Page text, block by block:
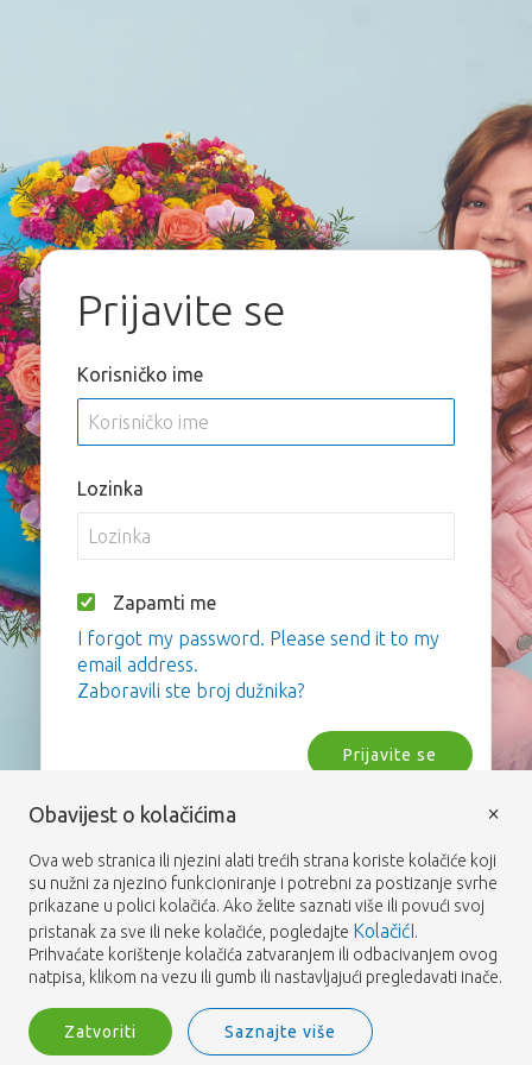
Prijavite se
Korisničko ime
Lozinka
Zapamti me
I forgot my password. Please send it to my
email address.
Zaboravili ste broj dužnika?
Prijavite se
Obavijest o kolačićima
Ova web stranica ili njezini alati trećih strana koriste kolačiće koji
su nužni za njezino funkcioniranje i potrebni za postizanje svrhe
prikazane u polici kolačića. Ako želite saznati više ili povući svoj
pristanak za sve ili neke kolačiće, pogledajte KolačićI.
Prihvaćate korištenje kolačića zatvaranjem ili odbacivanjem ovog
natpisa, klikom na vezu ili gumb ili nastavljajući pregledavati inače.
Zatvoriti Saznajte više
×